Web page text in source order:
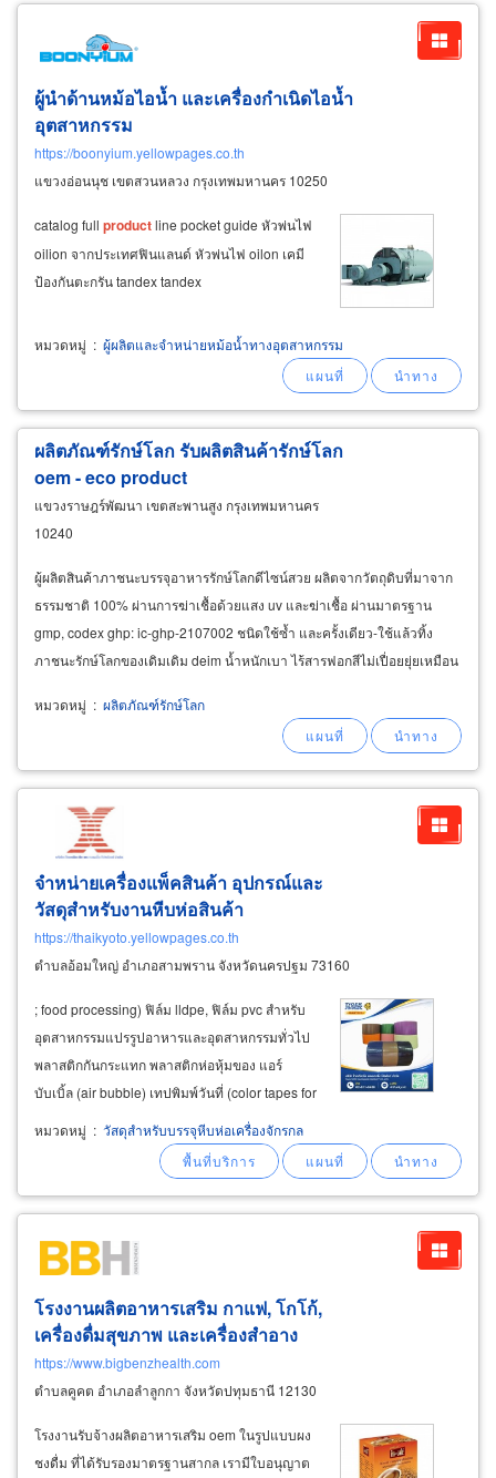
ผู้นำด้านหม้อไอน้ำ และเครื่องกำเนิดไอน้ำ
อุตสาหกรรม
https://boonyium.yellowpages.co.th
แขวงอ่อนนุช เขตสวนหลวง กรุงเทพมหานคร 10250
catalog full productline pocket guide หัวพ่นไฟ
oilion จากประเทศฟินแลนด์ หัวพ่นไฟ oilon เคมี
ป้องกันตะกรัน tandex tandex
หมวดหมู่ : ผู้ผลิตและจำหน่ายหม้อน้ำทางอุตสาหกรรม
ผลิตภัณฑ์รักษ์โลก รับผลิตสินค้ารักษ์โลก
oem - eco product
แขวงราษฎร์พัฒนา เขตสะพานสูง กรุงเทพมหานคร
10240
ผู้ผลิตสินค้าภาชนะบรรจุอาหารรักษ์โลกดีไซน์สวย ผลิตจากวัตถุดิบที่มาจาก
ธรรมชาติ 100% ผ่านการฆ่าเชื้อด้วยแสง uv และฆ่าเชื้อ ผ่านมาตรฐาน
gmp, codex ghp: ic-ghp-2107002 ชนิดใช้ซ้ำ และครั้งเดียว-ใช้แล้วทิ้ง
ภาชนะรักษ์โลกของเดิมเดิม deim น้ำหนักเบา ไร้สารฟอกสีไม่เปื่อยยุ่ยเหมือน
หมวดหมู่ : ผลิตภัณฑ์รักษ์โลก
จำหน่ายเครื่องแพ็คสินค้า อุปกรณ์และ
วัสดุสำหรับงานหีบห่อสินค้า
https://thaikyoto.yellowpages.co.th
ตำบลอ้อมใหญ่ อำเภอสามพราน จังหวัดนครปฐม 73160
; food processing) ฟิล์ม lldpe, ฟิล์ม pvc สำหรับ
อุตสาหกรรมแปรรูปอาหารและอุตสาหกรรมทั่วไป
พลาสติกกันกระแทก พลาสติกห่อหุ้มของ แอร์
บับเบิ้ล (air bubble) เทปพิมพ์วันที่ (color tapes for
hot printers) สีดำ บริษัท ไทยเกียวโต แพคเกจจิ้ง
โปรดักท์ จำกัด (thai kyoto packagingproduct
หมวดหมู่ : วัสดุสำหรับบรรจุหีบห่อเครื่องจักรกล
โรงงานผลิตอาหารเสริม กาแฟ, โกโก้,
เครื่องดื่มสุขภาพ และเครื่องสำอาง
https://www.bigbenzhealth.com
ตำบลคูคต อำเภอลำลูกกา จังหวัดปทุมธานี 12130
โรงงานรับจ้างผลิตอาหารเสริม oem ในรูปแบบผง
ชงดื่ม ที่ได้รับรองมาตรฐานสากล เรามีใบอนุญาต